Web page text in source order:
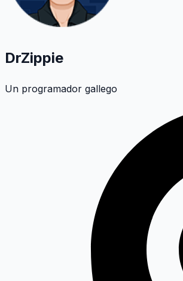
DrZippie
Un programador gallego